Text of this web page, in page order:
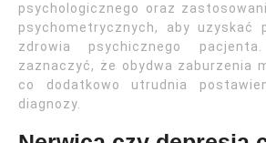
psychologicznego oraz
psychometrycznych, aby uzyskać
zdrowia psychicznego
zaznaczyć, że obydwa zaburzenia
co dodatkowo utrudnia
diagnozy.